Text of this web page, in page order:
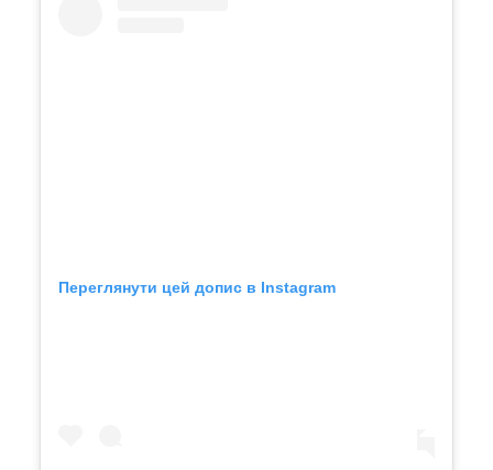
Переглянути цей допис в Instagram